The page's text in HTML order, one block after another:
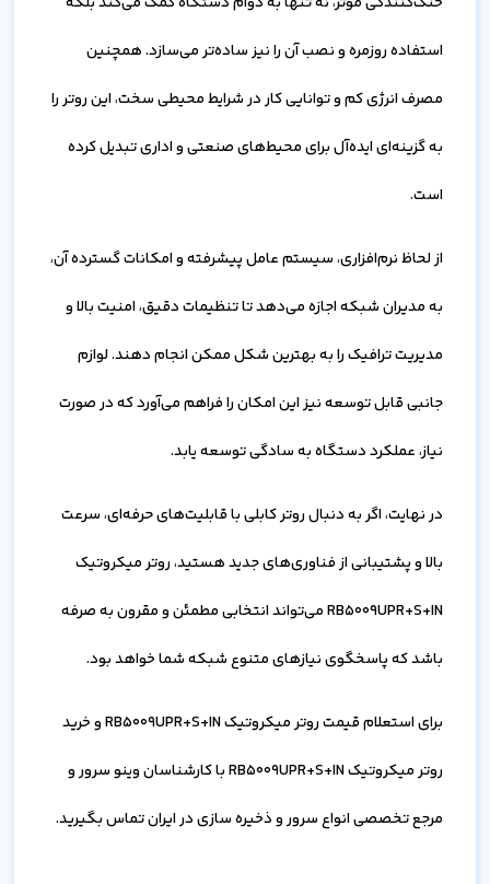
استفاده روزمره و نصب آن را نیز ساده‌تر می‌سازد. همچنین
مصرف انرژی کم و توانایی کار در شرایط محیطی سخت، این روتر را
به گزینه‌ای ایده‌آل برای محیط‌های صنعتی و اداری تبدیل کرده
است.
از لحاظ نرم‌افزاری، سیستم عامل پیشرفته و امکانات گسترده آن،
به مدیران شبکه اجازه می‌دهد تا تنظیمات دقیق، امنیت بالا و
مدیریت ترافیک را به بهترین شکل ممکن انجام دهند. لوازم
جانبی قابل توسعه نیز این امکان را فراهم می‌آورد که در صورت
نیاز، عملکرد دستگاه به سادگی توسعه یابد.
در نهایت، اگر به دنبال روتر کابلی با قابلیت‌های حرفه‌ای، سرعت
بالا و پشتیبانی از فناوری‌های جدید هستید، روتر میکروتیک
RB5009UPR+S+IN می‌تواند انتخابی مطمئن و مقرون به صرفه
باشد که پاسخگوی نیازهای متنوع شبکه شما خواهد بود.
برای استعلام قیمت روتر میکروتیک RB5009UPR+S+IN و خرید
روتر میکروتیک RB5009UPR+S+IN با کارشناسان وینو سرور و
مرجع تخصصی انواع سرور و ذخیره سازی در ایران تماس بگیرید.